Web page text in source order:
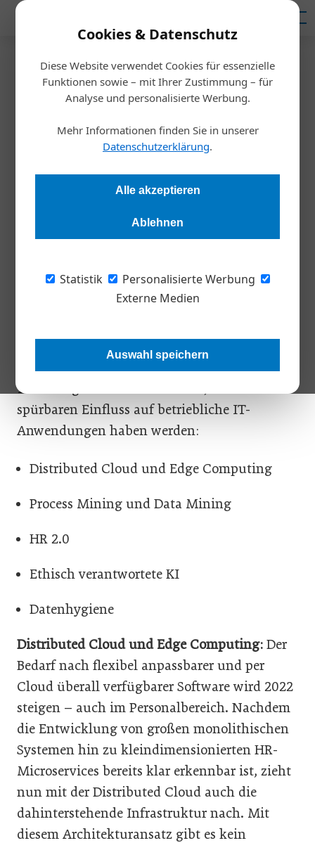
Cookies & Datenschutz
Diese Website verwendet Cookies für essenzielle
Funktionen sowie – mit Ihrer Zustimmung – für
Analyse und personalisierte Werbung.
Mehr Informationen finden Sie in unserer
Datenschutzerklärung.
Alle akzeptieren
Ablehnen
Statistik
Personalisierte Werbung
Externe Medien
Auswahl speichern
Startseite/Meldungen
Das sind die IT-Trends 2022
Redaktion 17.02.2022, 11:13 Uhr
Auch 2022 werden sich die IT-Systeme von Unternehmen
DPW, erklärt wie und welche Trends dabei eine Rolle spielen.
manche Dynamik eingebremst – insbesondere
in wirtschaftlichen Kontexten. In einem
beispiellose Dynamisierung gesorgt. Die Rede
ist von der Digitalisierung. Sage hat fünf
Technologietreiber identifiziert, die 2022
spürbaren Einfluss auf betriebliche IT-
Anwendungen haben werden:
Distributed Cloud und Edge Computing
Process Mining und Data Mining
HR 2.0
Ethisch verantwortete KI
Datenhygiene
Distributed Cloud und Edge Computing: Der
Bedarf nach flexibel anpassbarer und per
Cloud überall verfügbarer Software wird 2022
steigen – auch im Personalbereich. Nachdem
die Entwicklung von großen monolithischen
Systemen hin zu kleindimensionierten HR-
Microservices bereits klar erkennbar ist, zieht
nun mit der Distributed Cloud auch die
dahinterstehende Infrastruktur nach. Mit
diesem Architekturansatz gibt es kein